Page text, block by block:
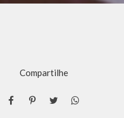
Compartilhe